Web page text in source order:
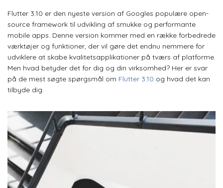
Flutter 3.10 er den nyeste version af Googles populære open-
source framework til udvikling af smukke og performante
mobile apps. Denne version kommer med en række forbedrede
værktøjer og funktioner, der vil gøre det endnu nemmere for
udviklere at skabe kvalitetsapplikationer på tværs af platforme.
Men hvad betyder det for dig og din virksomhed? Her er svar
på de mest søgte spørgsmål om Flutter 3.10 og hvad det kan
tilbyde dig.